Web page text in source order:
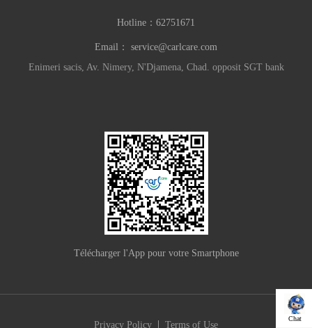
Chat
Hotline： 62751671
Email： service@carlcare.com
Enimeri sacis, Av. Nimery, N'Djamena, Chad. opposit SGT bank
Télécharger l'App pour votre Smartphone
Privacy Policy | Terms of Use